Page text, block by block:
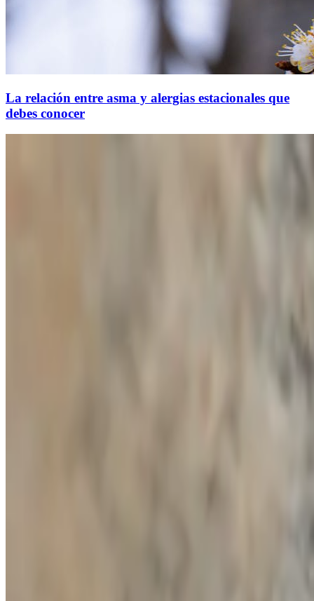
La relación entre asma y alergias estacionales que
debes conocer